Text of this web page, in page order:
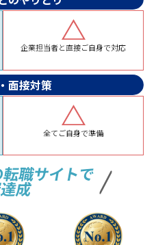
企業担当者と直接ご自身で対応
面接対策
全てご自身で準備
職サイトで
成